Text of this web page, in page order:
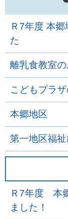
Ｒ7年度 本
た
離乳食教室
こどもプラ
本郷地区
第一地区福
Ｒ7年度 本
ました！